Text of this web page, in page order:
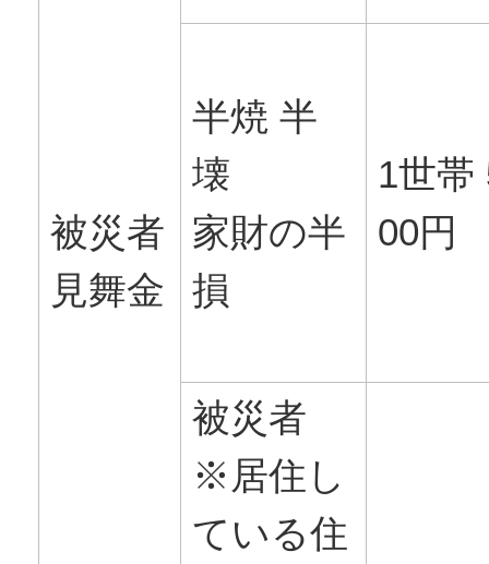
被災者
見舞金
半焼 半
壊
家財の半
損
1世帯
00円
被災者
※居住し
ている住